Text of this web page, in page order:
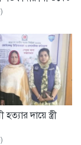
হত্যার দায়ে স্ত্রী